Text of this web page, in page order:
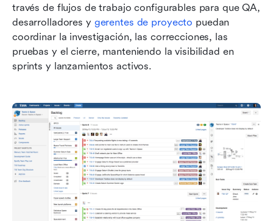
través de flujos de trabajo configurables para que QA,
desarrolladores y gerentes de proyecto puedan
coordinar la investigación, las correcciones, las
pruebas y el cierre, manteniendo la visibilidad en
sprints y lanzamientos activos.